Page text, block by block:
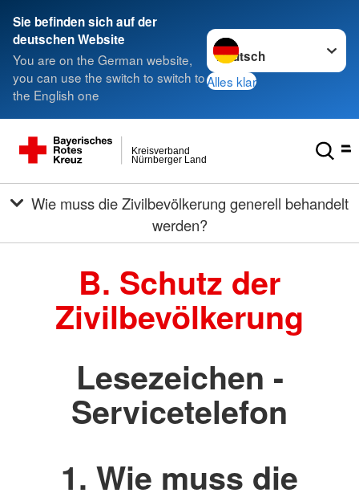
Sie befinden sich auf der
deutschen Website
You are on the German website,
you can use the switch to switch to
the English one
Sprache wechseln zu
Alles klar
Nürnberger Land
Kreisverband
Wie muss die Zivilbevölkerung generell behandelt
werden?
B. Schutz der
Zivilbevölkerung
Lesezeichen -
Servicetelefon
1. Wie muss die